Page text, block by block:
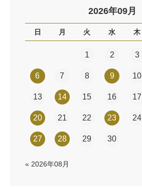
2026年09月
日 月 火 水 木
1 2 3
6 7 8 9 10
13 14 15 16 17
20 21 22 23 24
27 28 29 30
« 2026年08月